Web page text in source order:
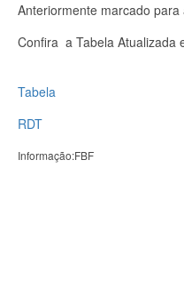
Anteriormente marcado
Confira a Tabela Atualizada
Tabela
RDT
Informação:FBF